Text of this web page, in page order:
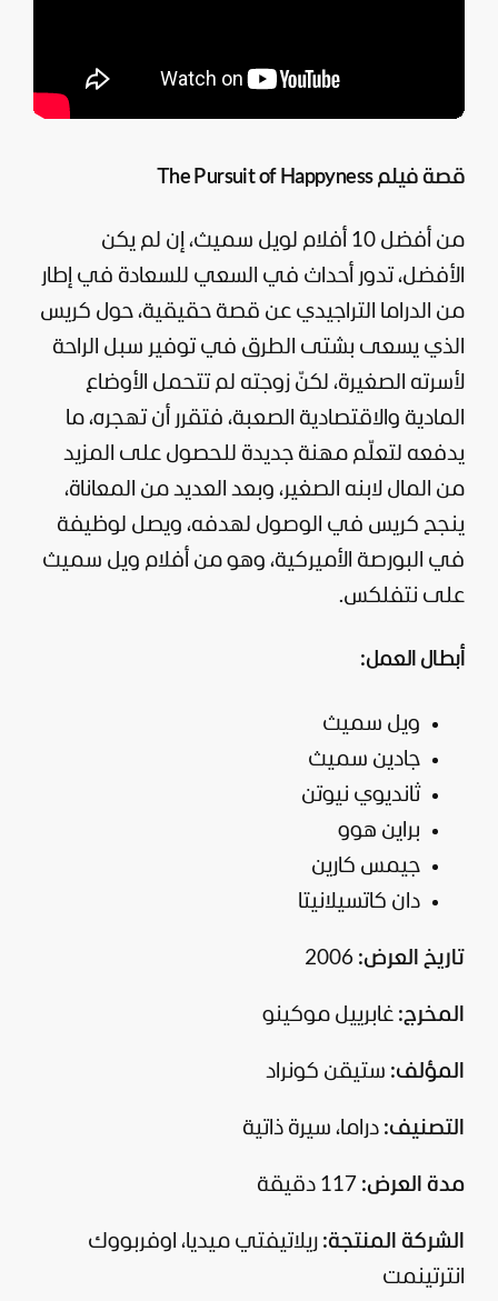
قصة فيلم The Pursuit of Happyness
من أفضل 10 أفلام لويل سميث، إن لم يكن
الأفضل، تدور أحداث في السعي للسعادة في إطار
من الدراما التراجيدي عن قصة حقيقية، حول كريس
الذي يسعى بشتى الطرق في توفير سبل الراحة
لأسرته الصغيرة، لكنّ زوجته لم تتحمل الأوضاع
المادية والاقتصادية الصعبة، فتقرر أن تهجره، ما
يدفعه لتعلّم مهنة جديدة للحصول على المزيد
من المال لابنه الصغير، وبعد العديد من المعاناة،
ينجح كريس في الوصول لهدفه، ويصل لوظيفة
في البورصة الأميركية، وهو من أفلام ويل سميث
على نتفلكس.
أبطال العمل:
ويل سميث
جادين سميث
ثانديوي نيوتن
براين هوو
جيمس كارين
دان كاتسيلانيتا
تاريخ العرض:
المخرج: غابرييل موكينو
المؤلف: ستيقن كونراد
التصنيف: دراما، سيرة ذاتية
مدة العرض: 117 دقيقة
الشركة المنتجة: ريلاتيفتي ميديا، اوفربووك
انترتينمت